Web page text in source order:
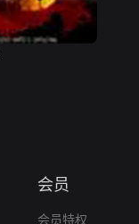
会员
会员特权